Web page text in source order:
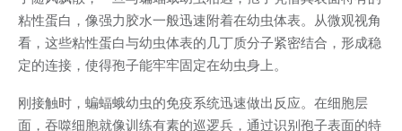
粘性蛋白，像强力胶水一般迅速附着在幼虫体表。从微观视角
看，这些粘性蛋白与幼虫体表的几丁质分子紧密结合，形成稳
定的连接，使得孢子能牢牢固定在幼虫身上。
刚接触时，蝙蝠蛾幼虫的免疫系统迅速做出反应。在细胞层
面，吞噬细胞就像训练有素的巡逻兵，通过识别孢子表面的特